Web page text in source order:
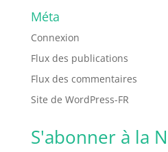
Méta
Connexion
Flux des publications
Flux des commentaires
Site de WordPress-FR
S'abonner à la